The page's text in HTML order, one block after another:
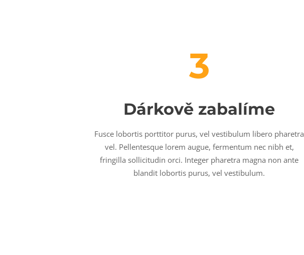
3
Dárkově zabalíme
Fusce lobortis porttitor purus, vel vestibulum libero pharetra
vel. Pellentesque lorem augue, fermentum nec nibh et,
fringilla sollicitudin orci. Integer pharetra magna non ante
blandit lobortis purus, vel vestibulum.